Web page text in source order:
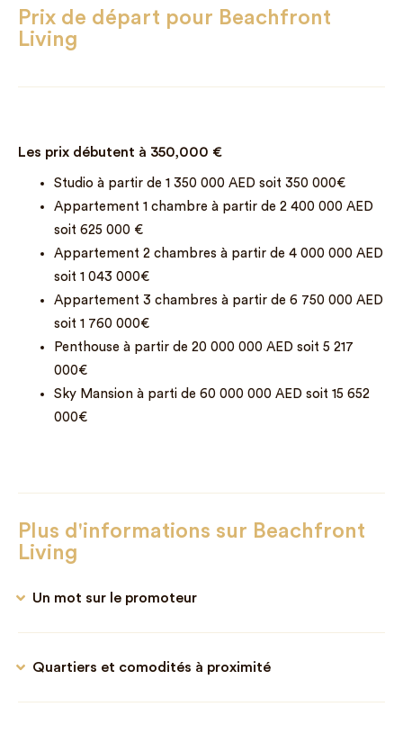
Prix de départ pour Beachfront
Living
Les prix débutent à 350,000 €
Studio à partir de 1 350 000 AED soit 350 000€
Appartement 1 chambre à partir de 2 400 000 AED
soit 625 000 €
Appartement 2 chambres à partir de 4 000 000 AED
soit 1 043 000€
Appartement 3 chambres à partir de 6 750 000 AED
soit 1 760 000€
Penthouse à partir de 20 000 000 AED soit 5 217
000€
Sky Mansion à parti de 60 000 000 AED soit 15 652
000€
Plus d'informations sur Beachfront
Living
Un mot sur le promoteur
Quartiers et comodités à proximité